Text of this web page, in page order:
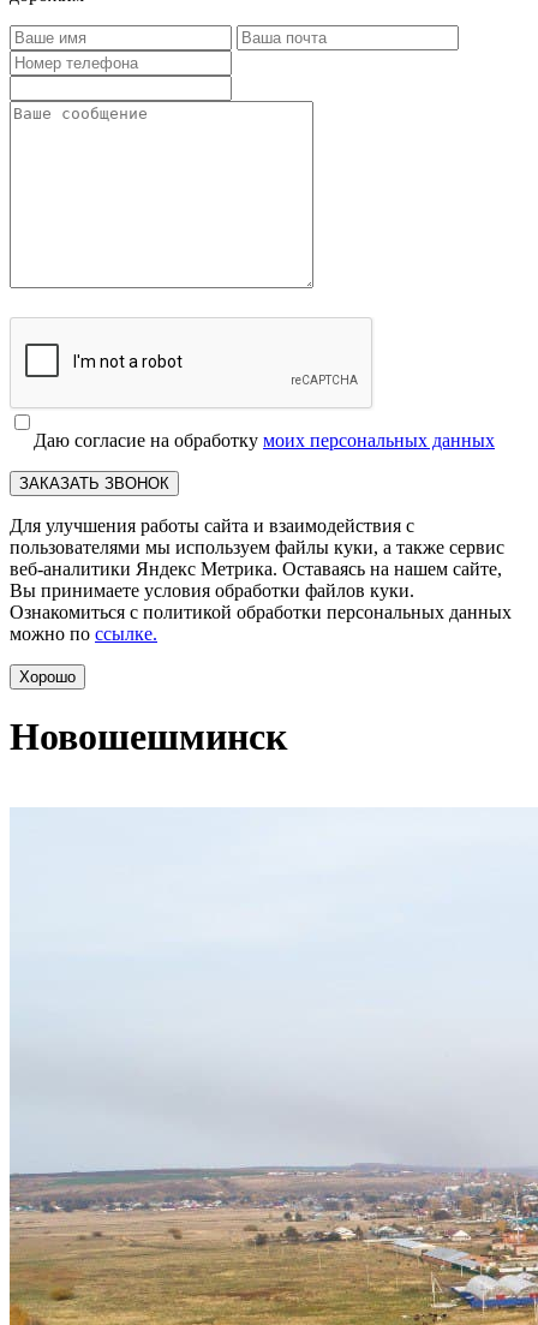
Даю согласие на обработку моих персональных данных
ЗАКАЗАТЬ ЗВОНОК
Для улучшения работы сайта и взаимодействия с
пользователями мы используем файлы куки, а также сервис
веб-аналитики Яндекс Метрика. Оставаясь на нашем сайте,
Вы принимаете условия обработки файлов куки.
Ознакомиться с политикой обработки персональных данных
можно по ссылке.
Хорошо
Новошешминск